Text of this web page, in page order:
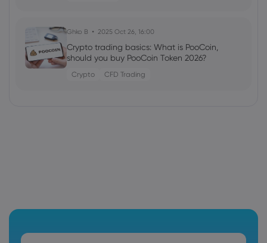
Ghko B 2025 Oct 26, 16:00
Crypto trading basics: What is PooCoin,
should you buy PooCoin Token 2026?
Crypto CFD Trading